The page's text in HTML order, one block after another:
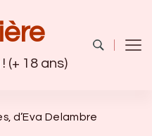
(+ 18 ans)
d’Eva Delambre